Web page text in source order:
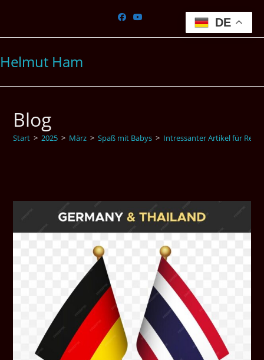
springen
Helmut Ham
Blog
Start > 2025 > März > Spaß mit Babys > Intressanter Artikel für
DE